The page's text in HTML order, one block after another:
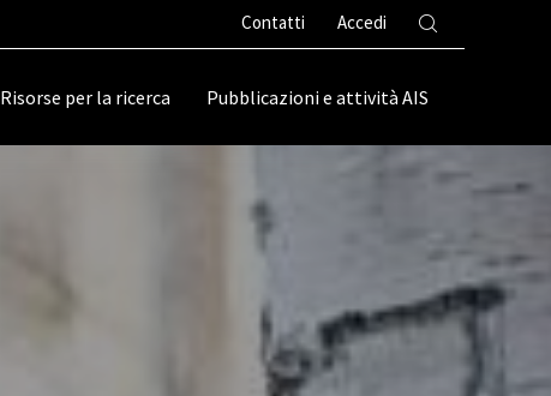
Contatti Accedi
Risorse per la ricerca Pubblicazioni e attività AIS